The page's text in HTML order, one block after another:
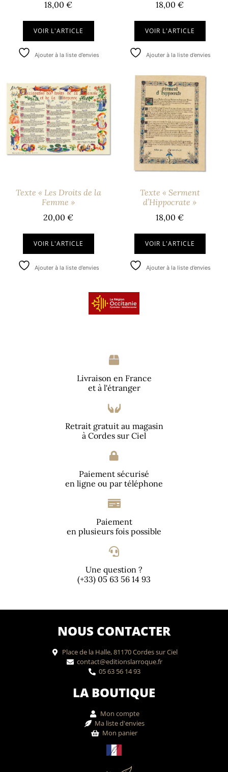
18,00 €
VOIR L'ARTICLE
Ajouter à la liste d’envies
18,00 €
VOIR L'ARTICLE
Ajouter à la liste d’envies
Texte « Les Droits de la
Femme »
20,00 €
VOIR L'ARTICLE
Ajouter à la liste d’envies
Texte « Serment
d’Hippocrate »
18,00 €
VOIR L'ARTICLE
Ajouter à la liste d’envies
Livraison en France
et à l'étranger
Retrait gratuit au magasin
à Cordes sur Ciel
Paiement sécurisé
en ligne ou par téléphone
Paiement
en plusieurs fois possible
Une question ?
(+33) 05 63 56 14 93
NOUS CONTACTER
Place de la Halle, 81170 Cordes sur Ciel
contact@editionslarroque.fr
05 63 56 14 93
LA BOUTIQUE
Mon compte
Ma liste d'envies
Mon panier